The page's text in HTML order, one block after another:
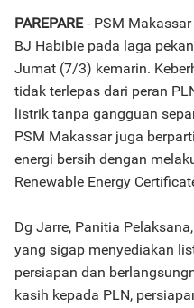
PAREPARE- PSM
BJ Habibie pada laga
Jumat (7/3) kemarin.
tidak terlepas dari peran
listrik tanpa gangguan
PSM Makassar juga
energi bersih dengan
Renewable Energy
Dg Jarre, Panitia
yang sigap menyediakan
persiapan dan
kasih kepada PLN,